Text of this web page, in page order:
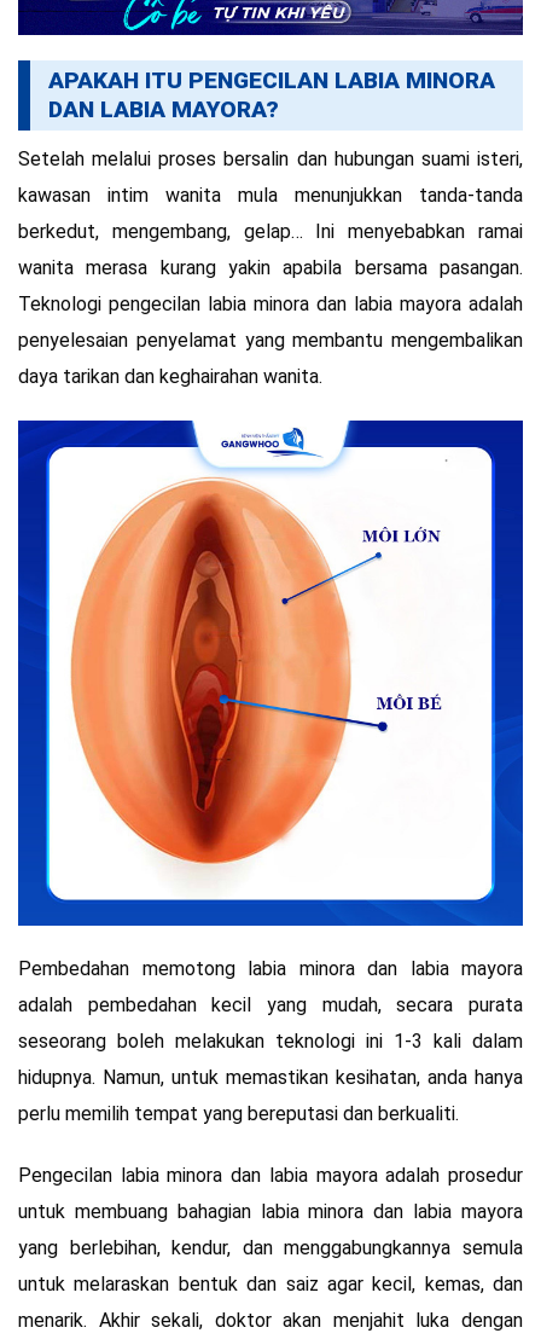
APAKAH ITU PENGECILAN LABIA MINORA
DAN LABIA MAYORA?
Setelah melalui proses bersalin dan hubungan suami isteri,
kawasan intim wanita mula menunjukkan tanda-tanda
berkedut, mengembang, gelap… Ini menyebabkan ramai
wanita merasa kurang yakin apabila bersama pasangan.
Teknologi pengecilan labia minora dan labia mayora adalah
penyelesaian penyelamat yang membantu mengembalikan
daya tarikan dan keghairahan wanita.
Pembedahan memotong labia minora dan labia mayora
adalah pembedahan kecil yang mudah, secara purata
seseorang boleh melakukan teknologi ini 1-3 kali dalam
hidupnya. Namun, untuk memastikan kesihatan, anda hanya
perlu memilih tempat yang bereputasi dan berkualiti.
Pengecilan labia minora dan labia mayora adalah prosedur
untuk membuang bahagian labia minora dan labia mayora
yang berlebihan, kendur, dan menggabungkannya semula
untuk melaraskan bentuk dan saiz agar kecil, kemas, dan
menarik. Akhir sekali, doktor akan menjahit luka dengan